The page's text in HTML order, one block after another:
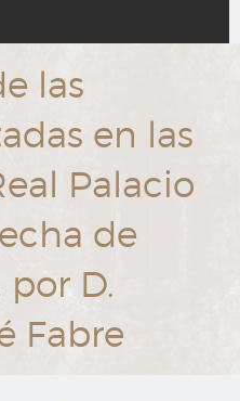
las
en las
Palacio
de
por D.
Fabre